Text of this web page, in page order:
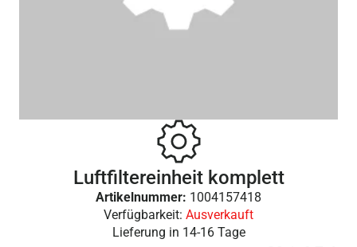
Luftfiltereinheit komplett
Artikelnummer: 1004157418
Verfügbarkeit: Ausverkauft
Lieferung in 14-16 Tage